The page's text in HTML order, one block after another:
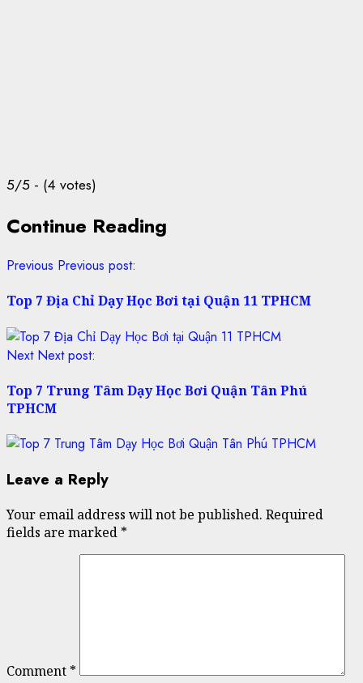
5/5 - (4 votes)
Continue Reading
Previous Previous post:
Top 7 Địa Chỉ Dạy Học Bơi tại Quận 11 TPHCM
Next Next post:
Top 7 Trung Tâm Dạy Học Bơi Quận Tân Phú
TPHCM
Leave a Reply
Your email address will not be published. Required
fields are marked *
Comment *